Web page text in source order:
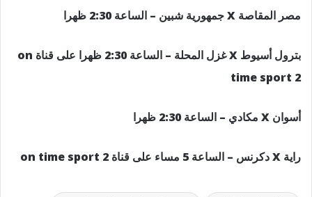
مصر المقاصة X جمهورية شبين – الساعة 2:30 ظهرا
بترول أسيوط X غزل المحلة – الساعة 2:30 ظهرا على قناة on
time sport 2
أسوان X مكادي – الساعة 2:30 ظهرا
راية X دكرنس – الساعة 5 مساء على قناة on time sport 2